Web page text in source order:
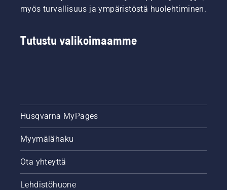
myös turvallisuus ja ympäristöstä huolehtiminen.
Tutustu valikoimaamme
Husqvarna MyPages
Myymälähaku
Ota yhteyttä
Lehdistöhuone